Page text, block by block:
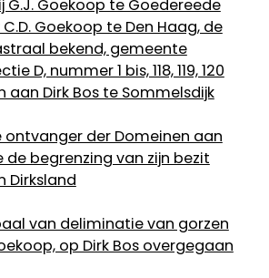
G.J. Goekoop te Goedereede
Goekoop te Den Haag, de
bekend, gemeente
D, nummer 1 bis, 118, 119, 120
aan Dirk Bos te Sommelsdijk
ontvanger der Domeinen aan
de begrenzing van zijn bezit
Dirksland
van deliminatie van gorzen
op Dirk Bos overgegaan